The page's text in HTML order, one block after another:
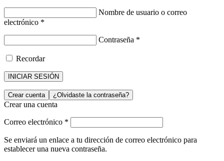
Nombre de usuario o correo
electrónico *
Contraseña *
Recordar
INICIAR SESIÓN
Crear cuenta ¿Olvidaste la contraseña?
Crear una cuenta
Correo electrónico *
Se enviará un enlace a tu dirección de correo electrónico para
establecer una nueva contraseña.